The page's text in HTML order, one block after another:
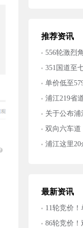
推荐资讯
556轮激烈
351国道至
单价低至
浦江219省
关于公布
双向六车道
浦江这里
最新资讯
11轮竞价！
86轮竞价！